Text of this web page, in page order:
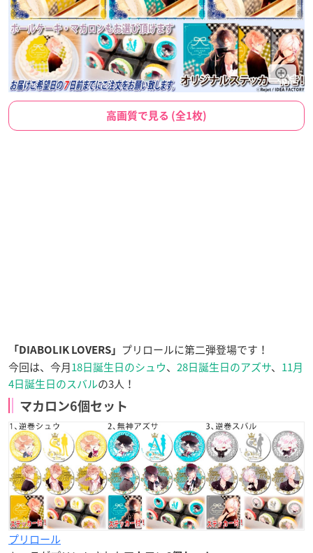
高画質で見る (全1枚)
「DIABOLIK LOVERS」
プリロールに第二弾登場です！
今回は、今月18日誕生日のシュウ、 28日誕生日のアズサ、 11月
4日誕生日のスバルの3人！
マカロン6個セット
プリロール